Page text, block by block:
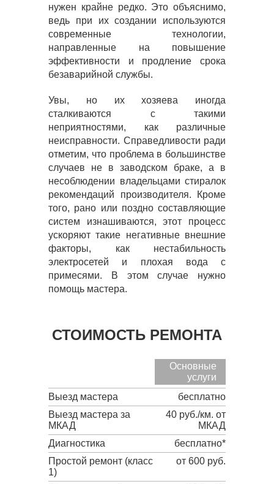
нужен крайне редко. Это объяснимо,
ведь при их создании используются
современные технологии,
направленные на повышение
эффективности и продление срока
безаварийной службы.
Увы, но их хозяева иногда
сталкиваются с такими
неприятностями, как различные
неисправности. Справедливости ради
отметим, что проблема в большинстве
случаев не в заводском браке, а в
несоблюдении владельцами стиралок
рекомендаций производителя. Кроме
того, рано или поздно составляющие
систем изнашиваются, этот процесс
ускоряют такие негативные внешние
факторы, как нестабильность
электросетей и плохая вода с
примесями. В этом случае нужно
помощь мастера.
СТОИМОСТЬ РЕМОНТА
Основные
услуги
Выезд мастера
бесплатно
Выезд мастера за
МКАД
40 руб./км. от
МКАД
Диагностика
бесплатно*
Простой ремонт (класс
1)
от 600 руб.